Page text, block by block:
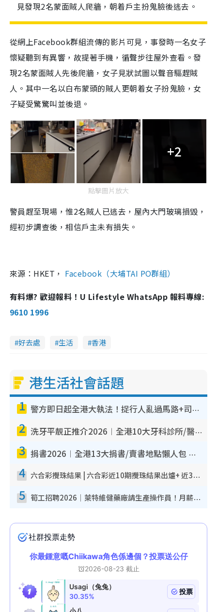
見發現2名蒙面賊人爬牆，朝着戶主扮鬼臉後逃去。
從網上Facebook群組流傳的影片可見，事發時一名女子
懷疑聽到有異響，故提著手機，循聲步往屋外查看。發
現2名蒙面賊人先後爬牆，女子見狀試圖以聲音驅趕賊
人。其中一名以白布蒙頭的賊人更朝着女子扮鬼臉，女
子疑受驚驚叫並後退。
+2
點擊圖片放大
警員趕至現場，惟2名賊人已逃去，屋內大門玻璃損毀，
經初步調查後，相信戶主未有損失。
來源：HKET， Facebook（大埔TAI PO群組）
有料爆? 歡迎報料！U Lifestyle WhatsApp 報料專線:
9610 1996
好去處 生活 香港
港生活社會話題
1 警方即日起全港大執法！捉行人亂過馬路+司機不專注駕駛！亂過馬路罰$2000
2 洗牙平靚正推介2026︱全港10大牙科診所/醫院懶人包 夜診至8點/鎮靜潔牙/醫療券適用
3 捐書2026︱全港13大捐書/賣書地點懶人包 二手課本最高$150＋舊書換免費咖啡/戲票
4 六合彩攪珠結果 | 六合彩近10期攪珠結果出爐+ 近30期最旺熱門中獎號碼
5 筍工招聘2026｜萊特維健藥廠請生產操作員！月薪高達$1.7萬 冷氣廠房/五天工作/保證雙糧